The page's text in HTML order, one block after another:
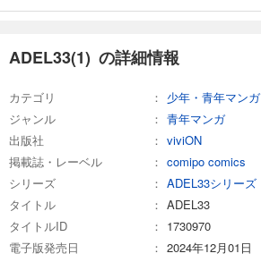
ADEL33(14)
完結
あらすじを表示する
ADEL33(15)
165
あらすじを表示する
ADEL33(1) の詳細情報
カテゴリ
少年・青年マンガ
ジャンル
青年マンガ
出版社
viviON
掲載誌・レーベル
comipo comics
シリーズ
ADEL33シリーズ
タイトル
ADEL33
タイトルID
1730970
電子版発売日
2024年12月01日